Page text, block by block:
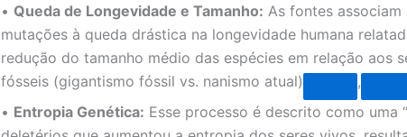
• Queda de Longevidade e Tamanho: As fontes
mutações à queda drástica na longevidade humana
redução do tamanho médio das espécies em relação aos
fósseis (gigantismo fóssil vs. nanismo atual)
,
• Entropia Genética: Esse processo é descrito como uma